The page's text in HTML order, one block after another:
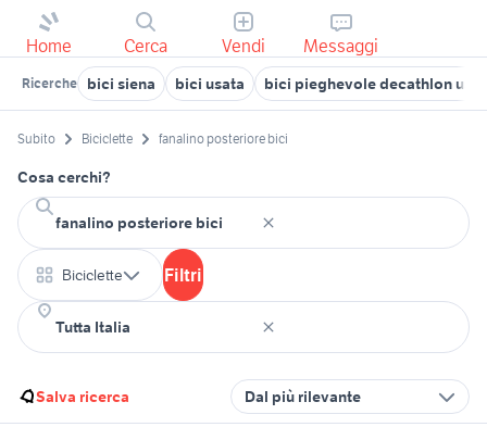
Home Cerca Vendi Messaggi
Ricerche bici siena bici usata bici pieghevole decathlon
Subito Biciclette fanalino posteriore bici
Cosa cerchi?
Biciclette Filtri
Salva ricerca Dal più rilevante